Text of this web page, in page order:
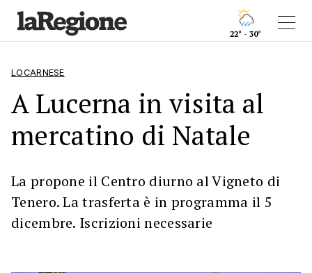
22° - 30°
LOCARNESE
A Lucerna in visita al
mercatino di Natale
La propone il Centro diurno al Vigneto di
Tenero. La trasferta è in programma il 5
dicembre. Iscrizioni necessarie